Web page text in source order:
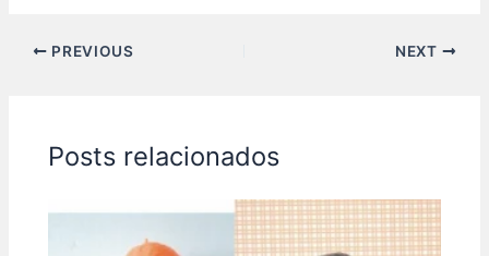
c
o
o
k
at
p
p
n
ar
PREVIOUS NEXT
Posts relacionados